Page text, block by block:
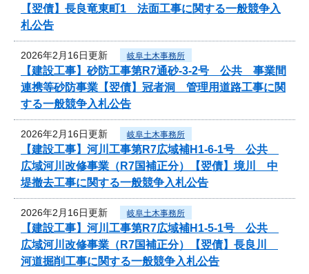
【翌債】長良竜東町1 法面工事に関する一般競争入
札公告
2026年2月16日更新 岐阜土木事務所
【建設工事】砂防工事第R7通砂-3-2号 公共 事業間
連携等砂防事業【翌債】冠者洞 管理用道路工事に関
する一般競争入札公告
2026年2月16日更新 岐阜土木事務所
【建設工事】河川工事第R7広域補H1-6-1号 公共
広域河川改修事業（R7国補正分）【翌債】境川 中
堤撤去工事に関する一般競争入札公告
2026年2月16日更新 岐阜土木事務所
【建設工事】河川工事第R7広域補H1-5-1号 公共
広域河川改修事業（R7国補正分）【翌債】長良川
河道掘削工事に関する一般競争入札公告